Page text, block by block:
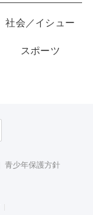
社会／イシュー
スポーツ
青少年保護方針